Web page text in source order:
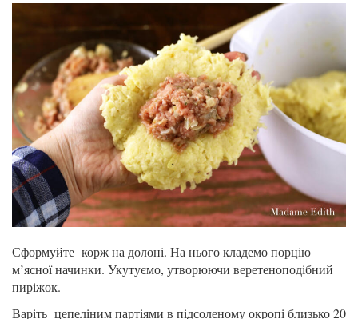
Сформуйте корж на долоні. На нього кладемо порцію
м’ясної начинки. Укутуємо, утворюючи веретеноподібний
пиріжок.
Варіть цепеліним партіями в підсоленому окропі близько 20